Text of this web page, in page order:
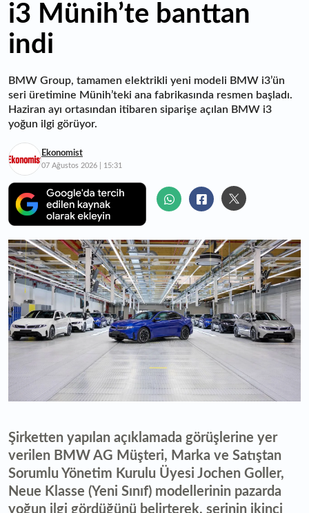
i3 Münih’te banttan
indi
BMW Group, tamamen elektrikli yeni modeli BMW i3’ün
seri üretimine Münih’teki ana fabrikasında resmen başladı.
Haziran ayı ortasından itibaren siparişe açılan BMW i3
yoğun ilgi görüyor.
Ekonomist
07 Ağustos 2026 | 15:31
Şirketten yapılan açıklamada görüşlerine yer
verilen BMW AG Müşteri, Marka ve Satıştan
Sorumlu Yönetim Kurulu Üyesi Jochen Goller,
Neue Klasse (Yeni Sınıf) modellerinin pazarda
yoğun ilgi gördüğünü belirterek, serinin ikinci